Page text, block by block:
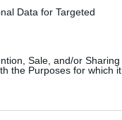
Data for Targeted
Sale, and/or Sharing
the Purposes for which it
δεν έπαιξε!
να